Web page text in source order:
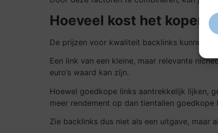
Hoeveel kost het kopen
De prijzen voor kwaliteit backlinks kunnen
Een link van een kleine, maar relevante
euro’s waard kan zijn.
Hoewel goedkope links aantrekkelijk lijken,
meer rendement op dan tientallen
Zie backlinks dus niet als een uitgave, maar